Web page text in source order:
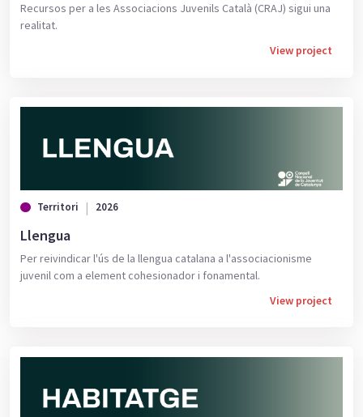
Recursos per a les Associacions Juvenils Català (CRAJ) sigui una
realitat.
View project
Territori 2026
Llengua
Per reivindicar l'ús de la llengua catalana a l'associacionisme
juvenil com a element cohesionador i fonamental.
View project